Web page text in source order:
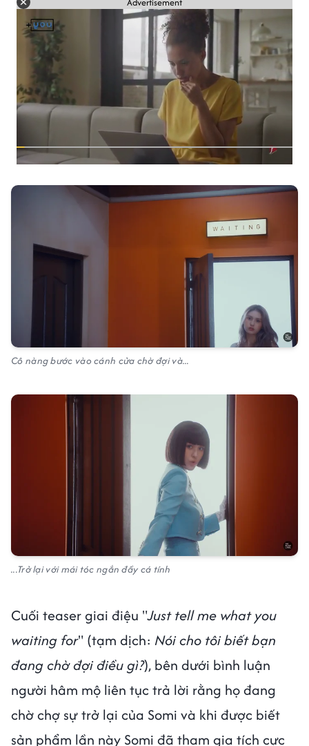
Cô nàng bước vào cánh cửa chờ đợi và...
...Trở lại với mái tóc ngắn đầy cá tính
Cuối teaser giai điệu "Just tell me what you
waiting for" (tạm dịch: Nói cho tôi biết bạn
đang chờ đợi điều gì?), bên dưới bình luận
người hâm mộ liên tục trả lời rằng họ đang
chờ chợ sự trở lại của Somi và khi ​được biết
sản phẩm lần này Somi đã tham gia tích cực